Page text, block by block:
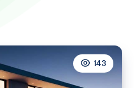
143